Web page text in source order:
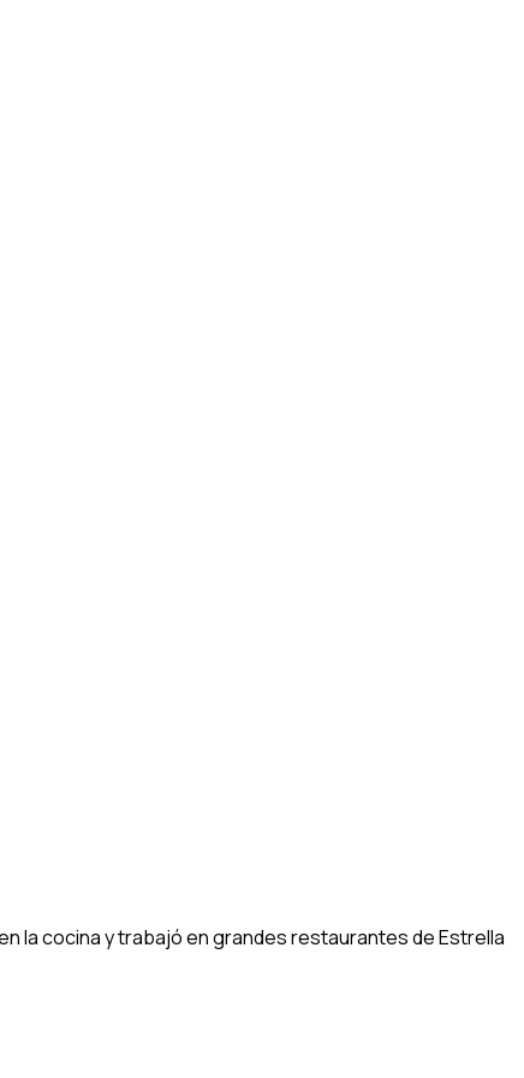
la cocina y trabajó en grandes restaurantes de Estrella